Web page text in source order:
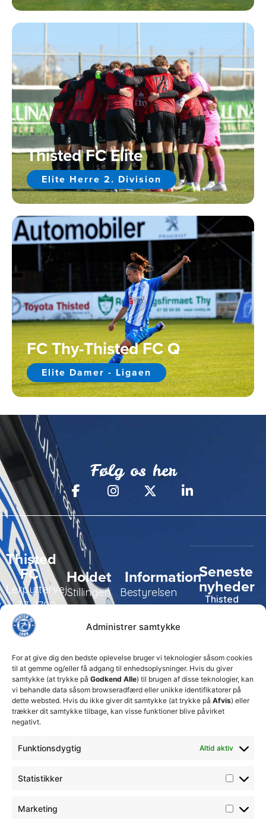
Administrer samtykke
For at give dig den bedste oplevelse bruger vi teknologier såsom cookies
til at gemme og/eller få adgang til enhedsoplysninger. Hvis du giver
samtykke (at trykke på Godkend Alle) til brugen af disse teknologier, kan
vi behandle data såsom browseradfærd eller unikke identifikatorer på
dette websted. Hvis du ikke giver dit samtykke (at trykke på Afvis) eller
trækker dit samtykke tilbage, kan visse funktioner blive påvirket
negativt.
Funktionsdygtig Altid aktiv
Statistikker
Marketing
Thisted FC Elite
Elite Herre 2. Division
FC Thy-Thisted FC Q
Elite Damer - Ligaen
Følg os her
Thisted
FC
Lerpyttervej
37, 7700
Thisted
99 19
19
Holdet
Stillingen
Trænerteamet
Information
Bestyrelsen
ledelse
Erhverv
Club 500
Seneste
nyheder
Thisted
for at
sikre
klubbens
fremtid
15. juli 2026
𝘀𝗽𝗶𝗹𝗹𝗲𝗿
17. april 2026
Velkommen
til Emilie
7. februar